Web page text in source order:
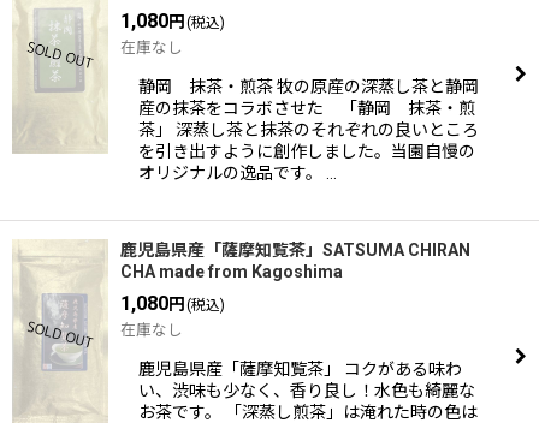
1,080円 (税込)
在庫なし
静岡 抹茶・煎茶 牧の原産の深蒸し茶と静岡
産の抹茶をコラボさせた 「静岡 抹茶・煎
茶」 深蒸し茶と抹茶のそれぞれの良いところ
を引き出すように創作しました。当園自慢の
オリジナルの逸品です。 …
鹿児島県産「薩摩知覧茶」SATSUMA CHIRAN
CHA made from Kagoshima
1,080円 (税込)
在庫なし
鹿児島県産「薩摩知覧茶」 コクがある味わ
い、渋味も少なく、香り良し！水色も綺麗な
お茶です。 「深蒸し煎茶」は淹れた時の色は